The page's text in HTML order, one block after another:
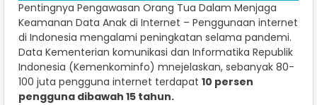
Pentingnya Pengawasan Orang Tua Dalam Menjaga
Keamanan Data Anak di Internet – Penggunaan internet
di Indonesia mengalami peningkatan selama pandemi.
Data Kementerian komunikasi dan Informatika Republik
Indonesia (Kemenkominfo) mnejelaskan, sebanyak 80-
100 juta pengguna internet terdapat 10 persen
pengguna dibawah 15 tahun.